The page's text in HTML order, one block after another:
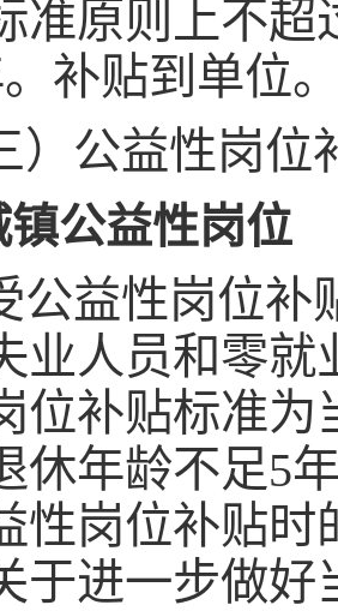
准原则上不超
补贴到单位
）公益性岗位
镇公益性岗位
公益性岗位补
业人员和零
位补贴标准
休年龄不足5
性岗位补贴
于进一步做好